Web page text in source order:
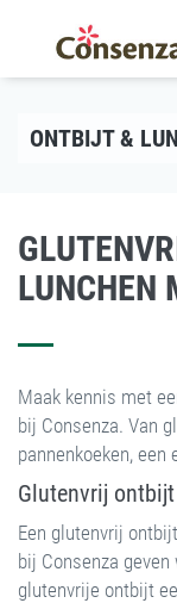
ONTBIJT &
LUNCHEN
Maak kennis met
bij Consenza. Van
pannenkoeken,
Glutenvrij ontbijt
Een glutenvrij
bij Consenza geven
glutenvrije ontbijt